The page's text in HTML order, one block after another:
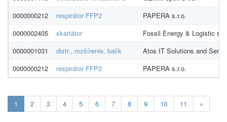
0000000212
respirátor FFP2
PAPERA s.r.o.
0000002405
skartátor
Fossil Energy & Logistic
0000001031
distr., rozšírenie, balík
Atos IT Solutions and
0000000212
respirátor FFP2 PAPERA s.r.o.
1 Aktualna-
stranka
2 3 4 5 6 7 8 9 10 11 »